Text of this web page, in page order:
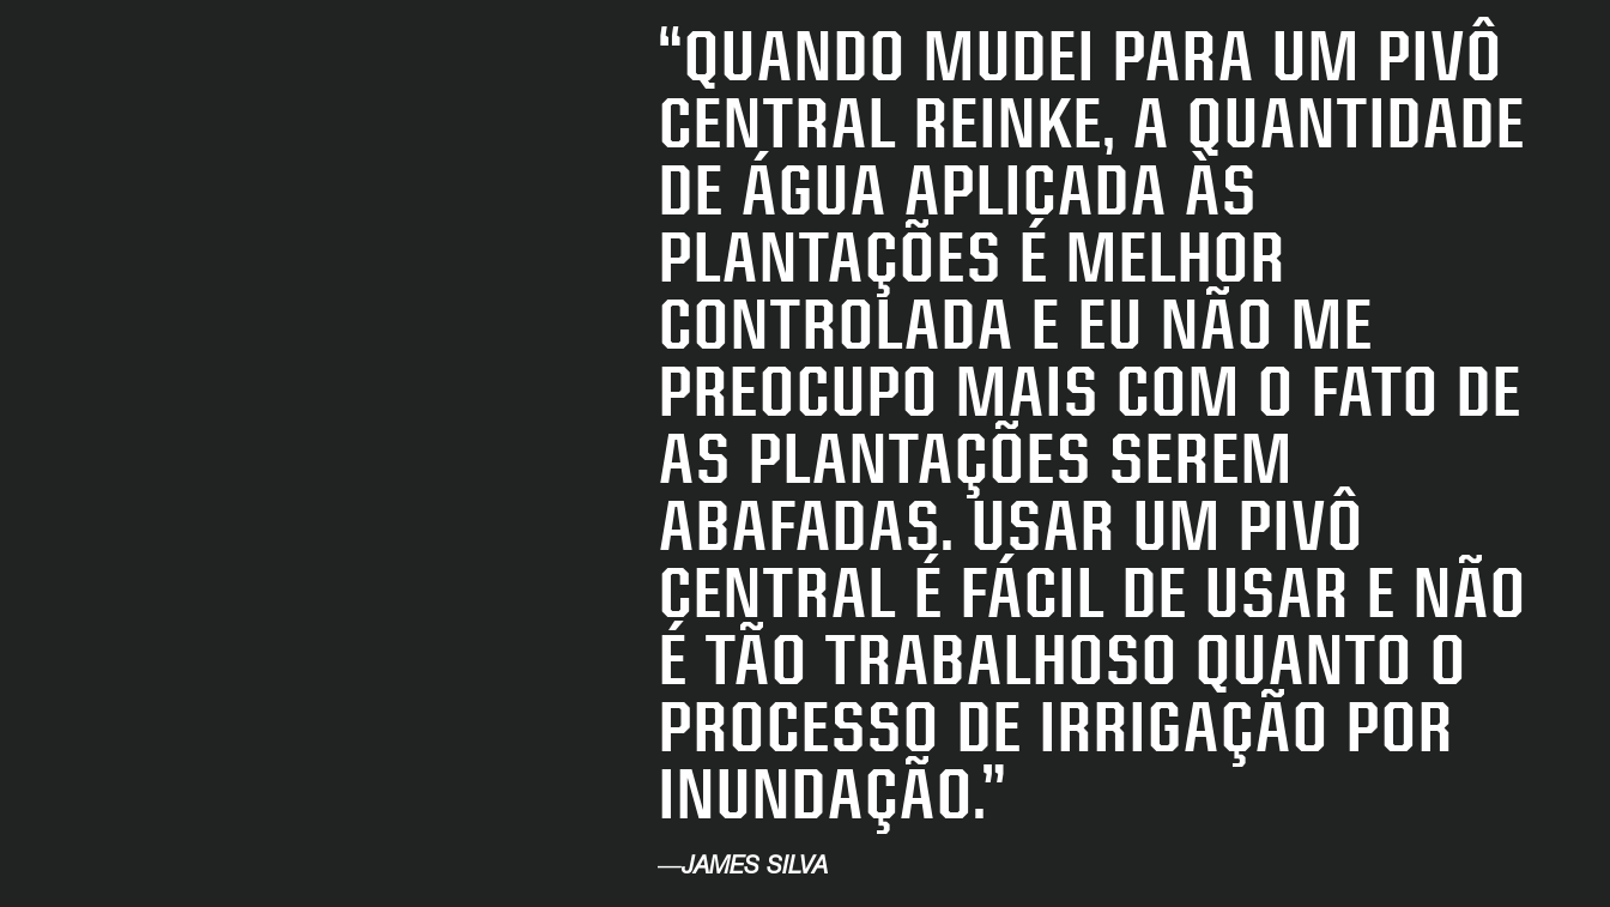
“QUANDO MUDEI PARA UM PIVÔ
CENTRAL REINKE, A QUANTIDADE
DE ÁGUA APLICADA ÀS
PLANTAÇÕES É MELHOR
CONTROLADA E EU NÃO ME
PREOCUPO MAIS COM O FATO DE
AS PLANTAÇÕES SEREM
ABAFADAS. USAR UM PIVÔ
CENTRAL É FÁCIL DE USAR E NÃO
É TÃO TRABALHOSO QUANTO O
PROCESSO DE IRRIGAÇÃO POR
INUNDAÇÃO.”
—JAMES SILVA